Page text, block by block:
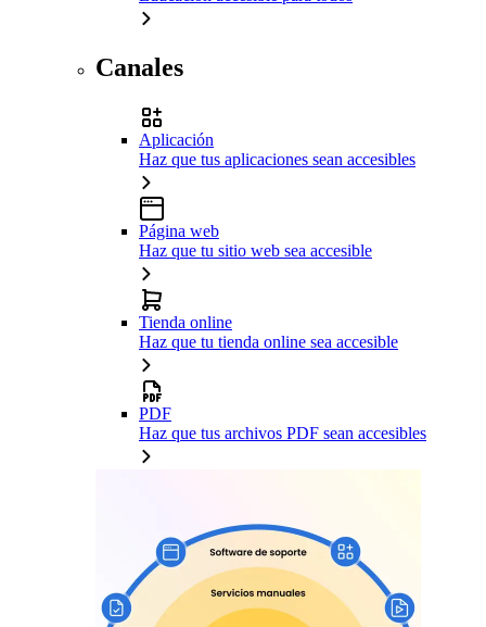
Canales
Aplicación
Haz que tus aplicaciones sean accesibles
Página web
Haz que tu sitio web sea accesible
Tienda online
Haz que tu tienda online sea accesible
PDF
Haz que tus archivos PDF sean accesibles